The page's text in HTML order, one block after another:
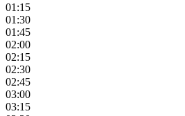
01:15
01:30
01:45
02:00
02:15
02:30
02:45
03:00
03:15